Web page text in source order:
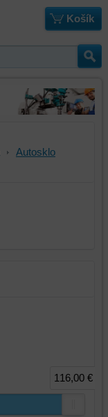
Košík
Autosklo
116,00 €